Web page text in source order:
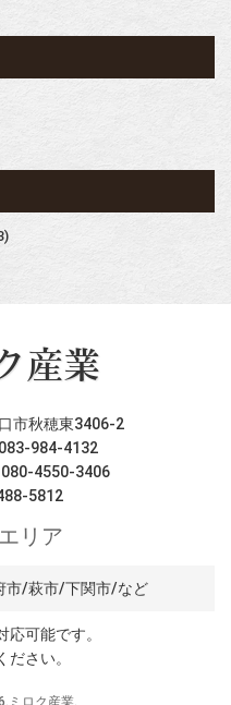
市秋穂東3406-2
984-4132
4550-3406
5812
リア
市/萩市/下関市/など
応可能です。
ださい。